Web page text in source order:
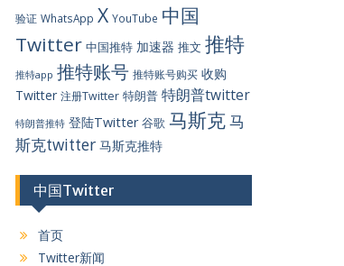
验证 WhatsApp X YouTube 中国
Twitter 中国推特 加速器 推文 推特
推特app 推特账号 推特账号购买 收购
Twitter 注册Twitter 特朗普 特朗普twitter
特朗普推特 登陆Twitter 谷歌 马斯克马
斯克twitter 马斯克推特
中国Twitter
首页
Twitter新闻